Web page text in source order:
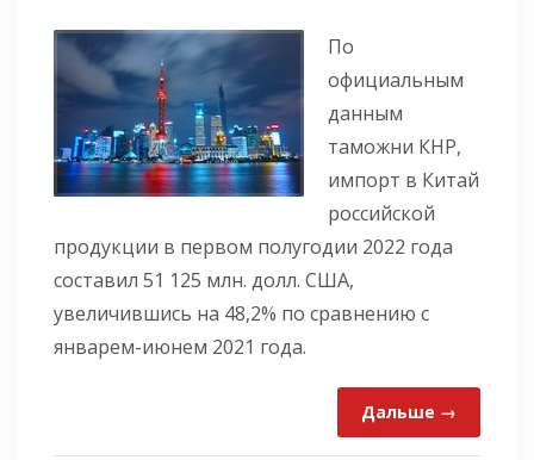
По
официальным
данным
таможни КНР,
импорт в Китай
российской
продукции в первом полугодии 2022 года
составил 51 125 млн. долл. США,
увеличившись на 48,2% по сравнению с
январем-июнем 2021 года.
Дальше →